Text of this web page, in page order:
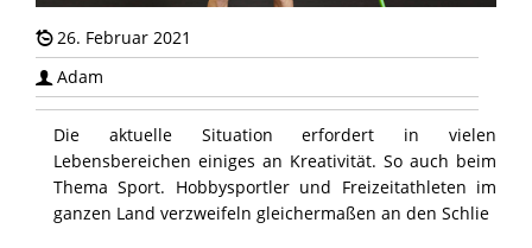
26. Februar 2021
Adam
Die aktuelle Situation erfordert in vielen
Lebensbereichen einiges an Kreativität. So auch beim
Thema Sport. Hobbysportler und Freizeitathleten im
ganzen Land verzweifeln gleichermaßen an den Schlie